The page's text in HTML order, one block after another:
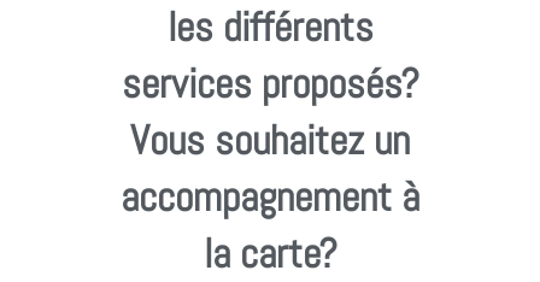
les différents
services proposés?
Vous souhaitez un
accompagnement à
la carte?